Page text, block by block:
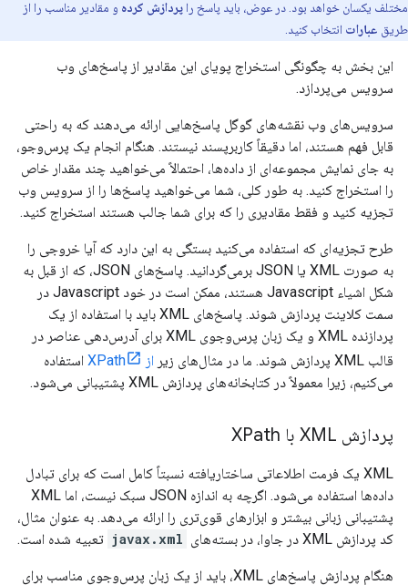
مختلف یکسان خواهد بود. در عوض، باید پاسخ را پردازش کرده و مقادیر مناسب را از
طریق عبارات انتخاب کنید.
این بخش به چگونگی استخراج پویای این مقادیر از پاسخ‌های وب
سرویس می‌پردازد.
سرویس‌های وب نقشه‌های گوگل پاسخ‌هایی ارائه می‌دهند که به راحتی
قابل فهم هستند، اما دقیقاً کاربرپسند نیستند. هنگام انجام یک پرس‌وجو،
به جای نمایش مجموعه‌ای از داده‌ها، احتمالاً می‌خواهید چند مقدار خاص
را استخراج کنید. به طور کلی، شما می‌خواهید پاسخ‌ها را از سرویس وب
تجزیه کنید و فقط مقادیری را که برای شما جالب هستند استخراج کنید.
طرح تجزیه‌ای که استفاده می‌کنید بستگی به این دارد که آیا خروجی را
به صورت XML یا JSON برمی‌گردانید. پاسخ‌های JSON، که از قبل به
شکل اشیاء Javascript هستند، ممکن است در خود Javascript در
سمت کلاینت پردازش شوند. پاسخ‌های XML باید با استفاده از یک
پردازنده XML و یک زبان پرس‌وجوی XML برای آدرس‌دهی عناصر در
قالب XML پردازش شوند. ما در مثال‌های زیر
از XPath
استفاده
می‌کنیم، زیرا معمولاً در کتابخانه‌های پردازش XML پشتیبانی می‌شود.
پردازش XML با XPath
XML یک فرمت اطلاعاتی ساختاریافته نسبتاً کامل است که برای تبادل
داده‌ها استفاده می‌شود. اگرچه به اندازه JSON سبک نیست، اما XML
پشتیبانی زبانی بیشتر و ابزارهای قوی‌تری را ارائه می‌دهد. به عنوان مثال،
کد پردازش XML در جاوا، در بسته‌های
javax.xml تعبیه شده است.
هنگام پردازش پاسخ‌های XML، باید از یک زبان پرس‌وجوی مناسب برای